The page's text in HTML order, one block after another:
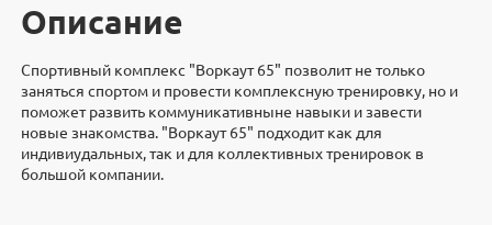
Описание
Спортивный комплекс "Воркаут 65" позволит не только
заняться спортом и провести комплексную тренировку, но и
поможет развить коммуникативныне навыки и завести
новые знакомства. "Воркаут 65" подходит как для
индивиудальных, так и для коллективных тренировок в
большой компании.